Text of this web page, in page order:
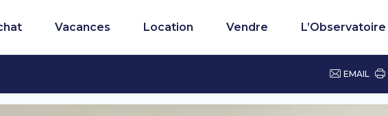
Vacances Location Vendre L’Observatoire
EMAIL